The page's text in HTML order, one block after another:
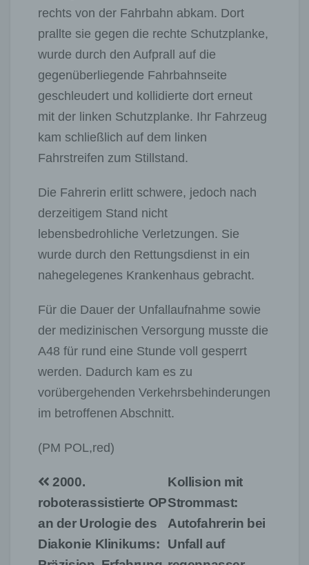
rechts von der Fahrbahn abkam. Dort
prallte sie gegen die rechte Schutzplanke,
wurde durch den Aufprall auf die
gegenüberliegende Fahrbahnseite
geschleudert und kollidierte dort erneut
mit der linken Schutzplanke. Ihr Fahrzeug
kam schließlich auf dem linken
Fahrstreifen zum Stillstand.
Die Fahrerin erlitt schwere, jedoch nach
derzeitigem Stand nicht
lebensbedrohliche Verletzungen. Sie
wurde durch den Rettungsdienst in ein
nahegelegenes Krankenhaus gebracht.
Für die Dauer der Unfallaufnahme sowie
der medizinischen Versorgung musste die
A48 für rund eine Stunde voll gesperrt
werden. Dadurch kam es zu
vorübergehenden Verkehrsbehinderungen
im betroffenen Abschnitt.
(PM POL,red)
Beitragsnavigation
Kollision mit
Strommast:
Autofahrerin bei
Unfall auf
2000.
roboterassistierte OP
an der Urologie des
Diakonie Klinikums: